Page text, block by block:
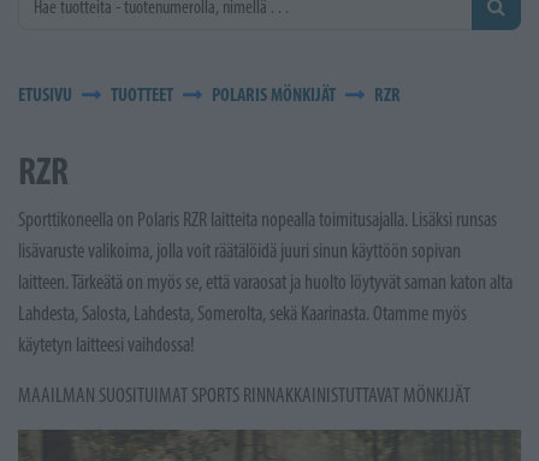
ETUSIVU TUOTTEET POLARIS MÖNKIJÄT RZR
RZR
Sporttikoneella on Polaris RZR laitteita nopealla toimitusajalla. Lisäksi runsas
lisävaruste valikoima, jolla voit räätälöidä juuri sinun käyttöön sopivan
laitteen. Tärkeätä on myös se, että varaosat ja huolto löytyvät saman katon alta
Lahdesta, Salosta, Lahdesta, Somerolta, sekä Kaarinasta. Otamme myös
käytetyn laitteesi vaihdossa!
MAAILMAN SUOSITUIMAT SPORTS RINNAKKAINISTUTTAVAT MÖNKIJÄT